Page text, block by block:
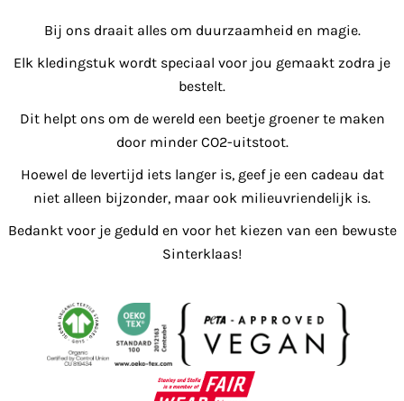
Bij ons draait alles om duurzaamheid en magie.
Elk kledingstuk wordt speciaal voor jou gemaakt zodra je
bestelt.
Dit helpt ons om de wereld een beetje groener te maken
door minder CO2-uitstoot.
Hoewel de levertijd iets langer is, geef je een cadeau dat
niet alleen bijzonder, maar ook milieuvriendelijk is.
Bedankt voor je geduld en voor het kiezen van een bewuste
Sinterklaas!